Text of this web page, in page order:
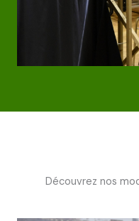
Découvrez nos